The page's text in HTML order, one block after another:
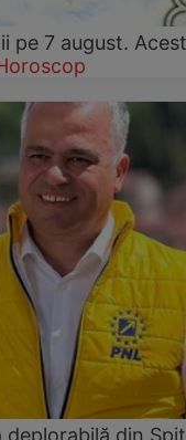
pe 7 august. Acest
din